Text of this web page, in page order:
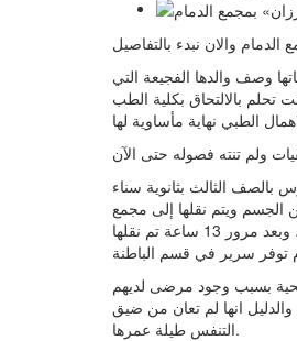
والان نبدء بالتفاصيل
وصف والدها الفجيعة التي
تحلم بالالتحاق بكلية الطب
وتدرس بالصف الثالث بثانوية سناء
ويتم نقلها إلى مجمع
الدمام الطبي -كما يقول والدها أحمد الهدهود- مضيفًا انه بعد زيارتنا للطبيب بالمجمع طلب تنويم رزان، وبعد مرور 13 ساعة تم نقلها
بسبب وجود مرضى لديهم
انها لم تعان من ضيق
التنفس طيلة عمرها.